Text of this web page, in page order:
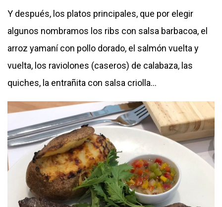
Y después, los platos principales, que por elegir
algunos nombramos los ribs con salsa barbacoa, el
arroz yamaní con pollo dorado, el salmón vuelta y
vuelta, los raviolones (caseros) de calabaza, las
quiches, la entrañita con salsa criolla…